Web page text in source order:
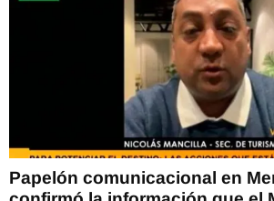
Papelón comunicacional en